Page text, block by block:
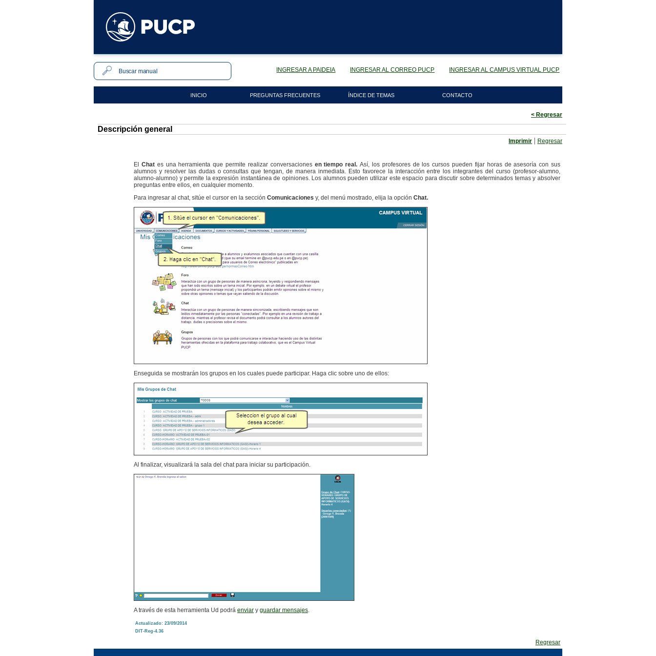
INGRESAR A PAIDEIA INGRESAR AL CORREO PUCP INGRESAR AL CAMPUS VIRTUAL PUCP
INICIO PREGUNTAS FRECUENTES ÍNDICE DE TEMAS CONTACTO
< Regresar
Descripción general
Imprimir | Regresar
El Chates una herramienta que permite realizar conversacionesen tiempo real.Así, los profesores de los cursos pueden fijar horas de asesoría con sus
alumnos y resolver las dudas o consultas que tengan, de manera inmediata. Esto favorece la interacción entre los integrantes del curso (profesor-alumno,
alumno-alumno) y permite la expresión instantánea de opiniones. Los alumnos pueden utilizar este espacio para discutir sobre determinados temas y absolver
preguntas entre ellos, en cualquier momento.
Para ingresar al chat, sitúe el cursor en la sección Comunicaciones y, del menú mostrado, elija la opción Chat.
Enseguida se mostrarán los grupos en los cuales puede participar. Haga clic sobre uno de ellos:
Al finalizar, visualizará la sala del chat para iniciar su participación.
A través de esta herramienta Ud podrá enviar y guardar mensajes.
Actualizado: 23/09/2014
DIT-Reg-4.36
Regresar